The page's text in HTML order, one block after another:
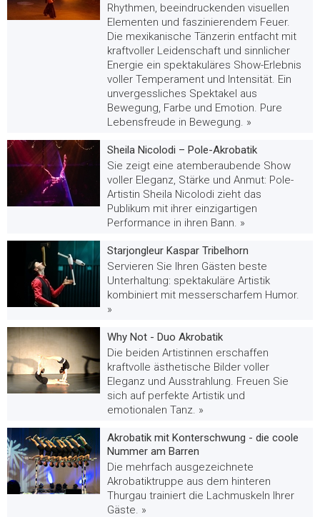
Rhythmen, beeindruckenden visuellen
Elementen und faszinierendem Feuer.
Die mexikanische Tänzerin entfacht mit
kraftvoller Leidenschaft und sinnlicher
Energie ein spektakuläres Show-Erlebnis
voller Temperament und Intensität. Ein
unvergessliches Spektakel aus
Bewegung, Farbe und Emotion. Pure
Lebensfreude in Bewegung. »
Sheila Nicolodi – Pole-Akrobatik
Sie zeigt eine atemberaubende Show
voller Eleganz, Stärke und Anmut: Pole-
Artistin Sheila Nicolodi zieht das
Publikum mit ihrer einzigartigen
Performance in ihren Bann. »
Starjongleur Kaspar Tribelhorn
Servieren Sie Ihren Gästen beste
Unterhaltung: spektakuläre Artistik
kombiniert mit messerscharfem Humor.
»
Why Not - Duo Akrobatik
Die beiden Artistinnen erschaffen
kraftvolle ästhetische Bilder voller
Eleganz und Ausstrahlung. Freuen Sie
sich auf perfekte Artistik und
emotionalen Tanz. »
Akrobatik mit Konterschwung - die coole
Nummer am Barren
Die mehrfach ausgezeichnete
Akrobatiktruppe aus dem hinteren
Thurgau trainiert die Lachmuskeln Ihrer
Gäste. »